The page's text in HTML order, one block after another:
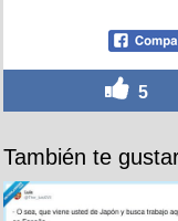
5
También te